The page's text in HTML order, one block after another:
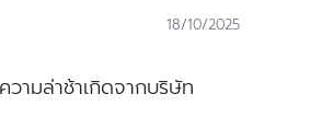
18/10/2025
ามล่าช้าเกิดจากบริษัท